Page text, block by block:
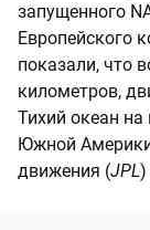
запущенного
Европейского
показали, что
километров,
Тихий океан на
Южной
движения (JPL)